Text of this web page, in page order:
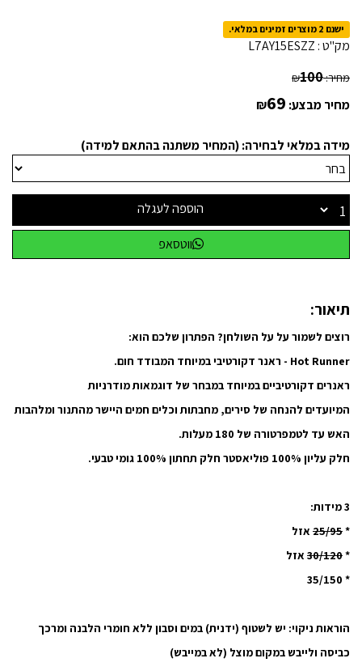
ישנם 2 מוצרים זמינים במלאי.
מק"ט : L7AY15ESZZ
מחיר: ₪100
מחיר מבצע: ₪69
מידה במלאי לבחירה: (המחיר משתנה בהתאם למידה)
הוספה לעגלה
ווטסאפ
תיאור:
רוצים לשמור על על השולחן? הפתרון שלכם הוא:
Hot Runner - ראנר דקורטיבי במיוחד המבודד חום.
ראנרים דקורטיביים במיוחד במבחר של דוגמאות מודרניות
המיועדים להנחה של סירים, מחבתות וכלים חמים היישר מהתנור ומלהבות
האש עד לטמפרטורה של 180 מעלות.
חלק עליון 100% פוליאסטר חלק תחתון 100% גומי טבעי.
3 מידות:
*
25/95 אזל
*
30/120 אזל
* 35/150
הוראות ניקוי: יש לשטוף (ידנית) במים וסבון ללא חומרי הלבנה ומרכך
כביסה ולייבש במקום מוצל (לא במייבש)